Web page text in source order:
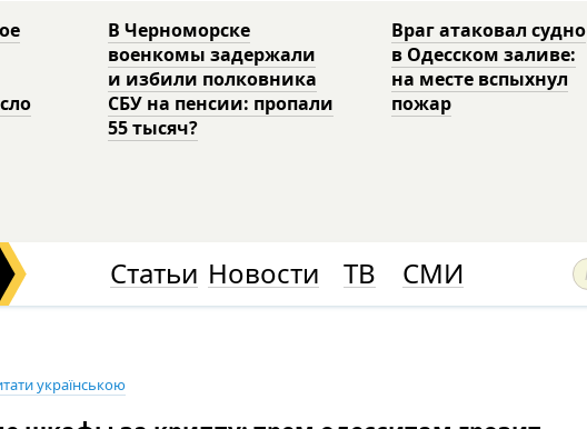
В Черноморске
военкомы задержали
и избили полковника
СБУ на пенсии: пропали
55 тысяч?
Враг атаковал судно
в Одесском заливе:
на месте вспыхнул
пожар
Статьи Новости ТВ СМИ
українською